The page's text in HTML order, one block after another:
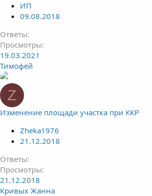
ИП
09.08.2018
Ответы
Просмотры
19.03.2021
Тимофей
Z
Изменение площади участка при ККР
Zheka1976
21.12.2018
Ответы
Просмотры
21.12.2018
Кривых Жанна